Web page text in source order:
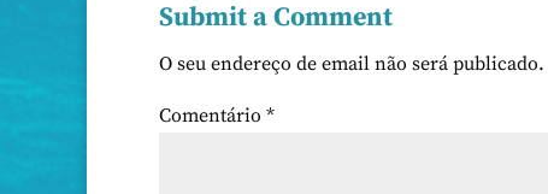
Submit a Comment
O seu endereço de email não será publicado.
Comentário *